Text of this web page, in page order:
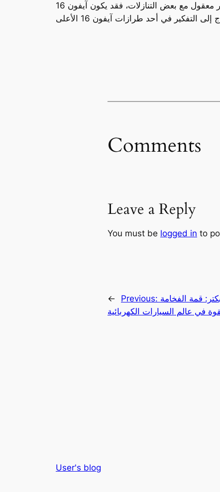
في النهاية، يعتمد قرار شراء الهاتف على احتياجات المستخدم. إذا كنت تبحث عن تجربة آيفون بسعر معقول مع بعض التنازلات، فقد يكون آيفون 16e خيارًا مناسبًا
Comments
Leave a Reply
You must be logged in to
← Previous: قمة الفخامة
في عالم السيارات الكهربائية
User's blog